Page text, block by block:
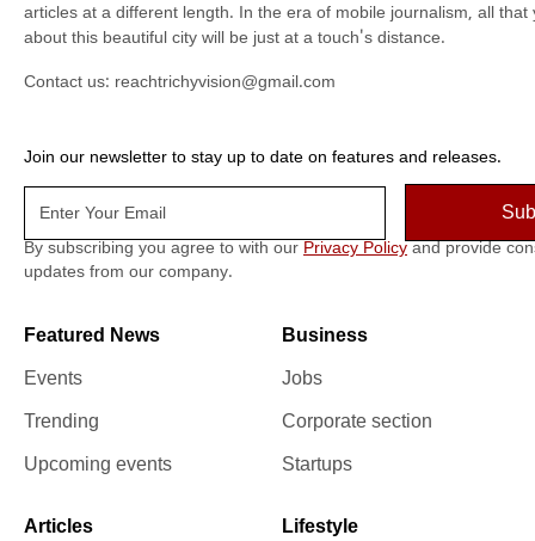
articles at a different length. In the era of mobile journalism, all that
about this beautiful city will be just at a touch's distance.
Contact us: reachtrichyvision@gmail.com
Join our newsletter to stay up to date on features and releases.
By subscribing you agree to with our Privacy Policy and provide
updates from our company.
Featured News
Events
Trending
Upcoming events
Business
Jobs
Corporate section
Startups
Articles
Lifestyle